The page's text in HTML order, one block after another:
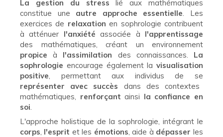
La gestion du stress lié aux mathématiques
constitue une autre approche essentielle. Les
exercices de relaxation en sophrologie contribuent
à atténuer l'anxiété associée à l'apprentissage
des mathématiques, créant un environnement
propice à l'assimilation des connaissances. La
sophrologie encourage également la visualisation
positive, permettant aux individus de se
représenter avec succès dans des contextes
mathématiques, renforçant ainsi la confiance en
soi.
L'approche holistique de la sophrologie, intégrant le
corps, l'esprit et les émotions, aide à dépasser les